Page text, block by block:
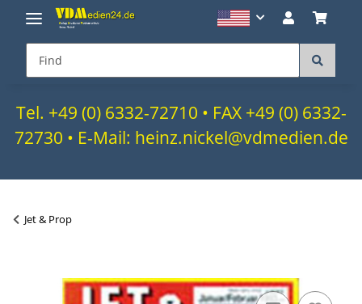
Tel. +49 (0) 6332-72710 • FAX +49 (0) 6332-
72730 • E-Mail: heinz.nickel@vdmedien.de
Jet & Prop